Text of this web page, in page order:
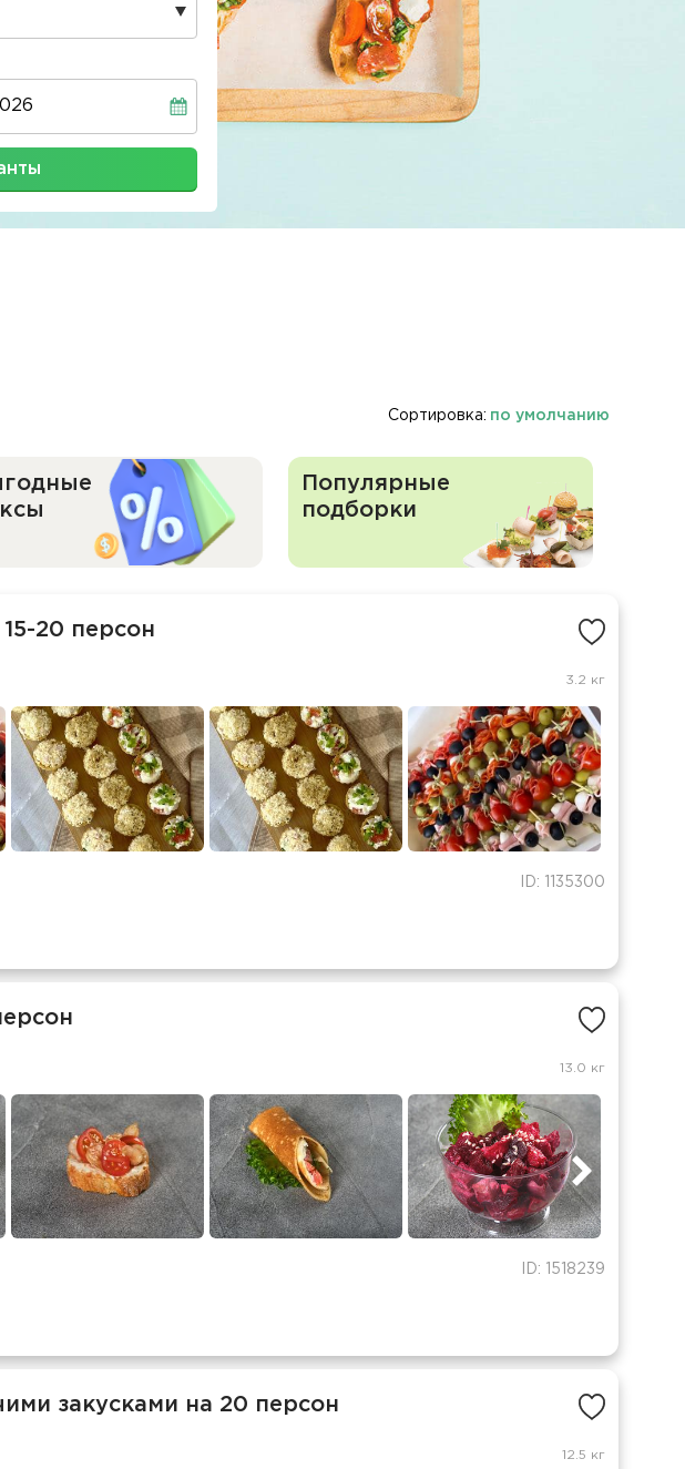
Сортировка: по умолчанию
Популярные
подборки
20 персон
3.2 кг
ID: 1135300
13.0 кг
ID: 1518239
закусками на 20 персон
12.5 кг